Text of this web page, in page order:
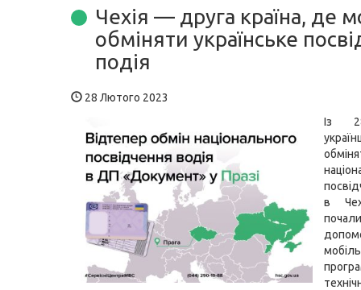
Чехія — друга країна, де
обміняти українське
подія
28 Лютого 2023
Із
в